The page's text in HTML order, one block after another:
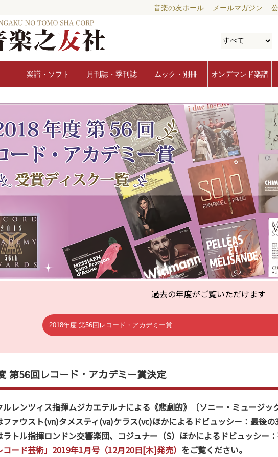
音楽の友ホール メールマガジン
楽譜・ソフト 月刊誌・季刊誌 ムック・別冊 オンデマンド楽譜
過去の年度がご覧いただけます
第56回レコード・アカデミー賞決定
レンツィス指揮ムジカエテルナによる《悲劇的》〔ソニー・ミュージッ
ァウスト(vn)タメスティ(va)ケラス(vc)ほかによるドビュッシー：最後の
トル指揮ロンドン交響楽団、コジュナー（S）ほかによるドビュッシー
コード芸術」2019年1月号（12月20日[木]発売） をご覧ください。